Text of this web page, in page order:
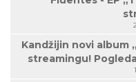
Kandžijin novi album
streamingu!